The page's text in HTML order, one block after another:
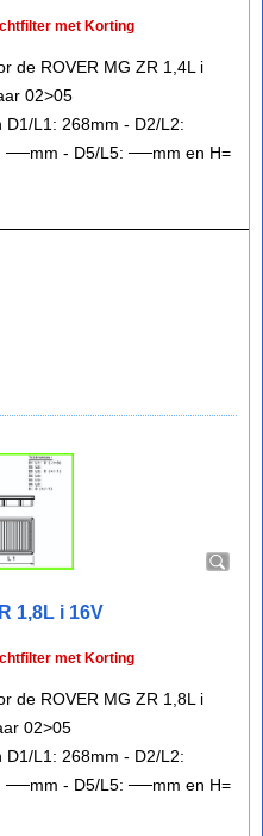
met Korting
de ROVER MG ZR 1,4L i
02>05
L1: 268mm - D2/L2:
──mm - D5/L5: ──mm en H=
1,8L i 16V
met Korting
de ROVER MG ZR 1,8L i
02>05
L1: 268mm - D2/L2:
──mm - D5/L5: ──mm en H=